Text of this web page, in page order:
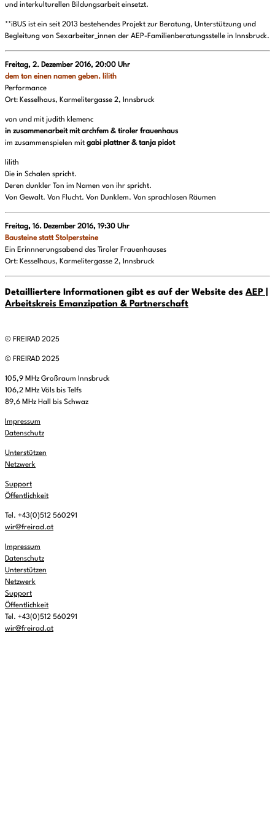
und interkulturellen Bildungsarbeit einsetzt.
**iBUS ist ein seit 2013 bestehendes Projekt zur Beratung, Unterstützung und
Begleitung von Sexarbeiter_innen der AEP-Familienberatungsstelle in Innsbruck.
Freitag, 2. Dezember 2016, 20:00 Uhr
dem ton einen namen geben. lilith
Performance
Ort: Kesselhaus, Karmelitergasse 2, Innsbruck
von und mit judith klemenc
in zusammenarbeit mit archfem & tiroler frauenhaus
im zusammenspielen mit gabi plattner & tanja pidot
lilith
Die in Schalen spricht.
Deren dunkler Ton im Namen von ihr spricht.
Von Gewalt. Von Flucht. Von Dunklem. Von sprachlosen Räumen
Freitag, 16. Dezember 2016, 19:30 Uhr
Bausteine statt Stolpersteine
Ein Erinnnerungsabend des Tiroler Frauenhauses
Ort: Kesselhaus, Karmelitergasse 2, Innsbruck
Detailliertere Informationen gibt es auf der Website des AEP |
Arbeitskreis Emanzipation & Partnerschaft
© FREIRAD 2025
© FREIRAD 2025
105,9 MHz Großraum Innsbruck
106,2 MHz Völs bis Telfs
89,6 MHz Hall bis Schwaz
Impressum
Datenschutz
Unterstützen
Netzwerk
Support
Öffentlichkeit
Tel. +43(0)512 560291
wir@freirad.at
Impressum
Datenschutz
Unterstützen
Netzwerk
Support
Öffentlichkeit
Tel. +43(0)512 560291
wir@freirad.at